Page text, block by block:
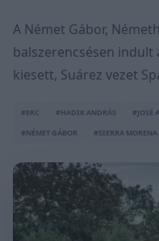
A Német Gábor,
balszerencsésen indult
kiesett, Suárez vezet
#ERC #HADIK ANDRÁS #JOSÉ
#NÉMET GÁBOR
#SIERRA